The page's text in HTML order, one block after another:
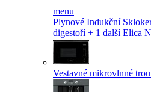
menu
Plynové Indukční
digestoří + 1 další Elica
Vestavné mikrovlnné